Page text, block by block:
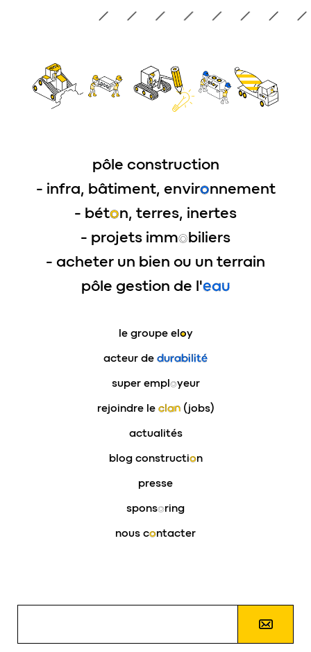
pôle construction
- infra, bâtiment, environnement
- béton, terres, inertes
- projets immobiliers
- acheter un bien ou un terrain
pôle gestion de l'eau
le groupe eloy
acteur de durabilité
super employeur
rejoindre le clan (jobs)
actualités
blog construction
presse
sponsoring
nous contacter